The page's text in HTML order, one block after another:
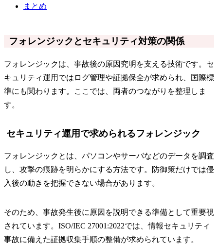
まとめ
フォレンジックとセキュリティ対策の関係
フォレンジックは、事故後の原因究明を支える技術です。セ
キュリティ運用ではログ管理や証拠保全が求められ、国際標
準にも関わります。ここでは、両者のつながりを整理しま
す。
セキュリティ運用で求められるフォレンジック
フォレンジックとは、パソコンやサーバなどのデータを調査
し、攻撃の痕跡を明らかにする方法です。防御策だけでは侵
入後の動きを把握できない場合があります。
そのため、事故発生後に原因を説明できる準備として重要視
されています。ISO/IEC 27001:2022では、情報セキュリティ
事故に備えた証拠収集手順の整備が求められています。